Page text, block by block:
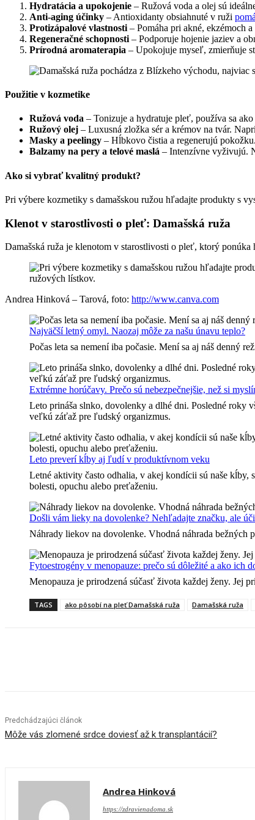
Hydratácia a upokojenie – Ružová voda a olej sú
Anti-aging účinky – Antioxidanty obsiahnuté v ruži
Protizápalové vlastnosti – Pomáha pri akné, ekzémoch
Regeneračné schopnosti – Podporuje hojenie jaziev a
Prírodná aromaterapia – Upokojuje myseľ, zmierňuje
Použitie v kozmetike
Ružová voda – Tonizuje a hydratuje pleť, používa sa
Ružový olej – Luxusná zložka sér a krémov na tvár.
Masky a peelingy – Hĺbkovo čistia a regenerujú
Balzamy na pery a telové maslá – Intenzívne vyživujú.
Ako si vybrať kvalitný produkt?
Pri výbere kozmetiky s damašskou ružou hľadajte produkty s
Klenot v starostlivosti o pleť: Damašská ruža
Damašská ruža je klenotom v starostlivosti o pleť, ktorý
Andrea Hinková – Tarová, foto: http://www.canva.com
Najväčší letný omyl. Naozaj môže za našu únavu teplo?
Počas leta sa nemení iba počasie. Mení sa aj náš denný
Extrémne horúčavy. Prečo sú nebezpečnejšie, než si
Leto prináša slnko, dovolenky a dlhé dni. Posledné roky
veľkú záťaž pre ľudský organizmus.
Leto preverí kĺby aj ľudí v produktívnom veku
Letné aktivity často odhalia, v akej kondícii sú naše
bolesti, opuchu alebo preťaženiu.
Došli vám lieky na dovolenke? Nehľadajte značku, ale
Náhrady liekov na dovolenke. Vhodná náhrada bežných
Fytoestrogény v menopauze: prečo sú dôležité a ako ich
Menopauza je prirodzená súčasť života každej ženy. Jej
TAGS ako pôsobí na pleť Damašská ruža Damašská ruža
Predchádzajúci článok
Môže vás zlomené srdce doviesť až k transplantácií?
Andrea Hinková
https://zdravienadoma.sk